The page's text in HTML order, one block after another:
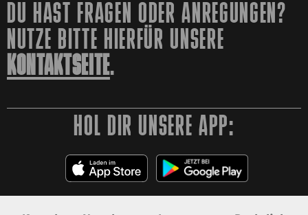
DU HAST FRAGEN ODER ANREGUNGEN?
NUTZE BITTE HIERFÜR UNSERE
KONTAKTSEITE.
HOL DIR UNSERE APP: